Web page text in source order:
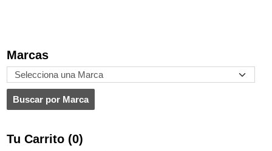
Marcas
Tu Carrito (0)